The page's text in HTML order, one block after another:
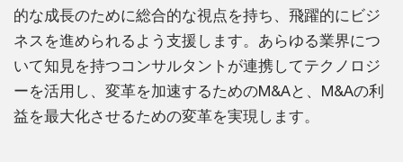
的な成長のために総合的な視点を持ち、飛躍的にビジ
ネスを進められるよう支援します。あらゆる業界につ
いて知見を持つコンサルタントが連携してテクノロジ
ーを活用し、変革を加速するためのM&Aと、M&Aの利
益を最大化させるための変革を実現します。